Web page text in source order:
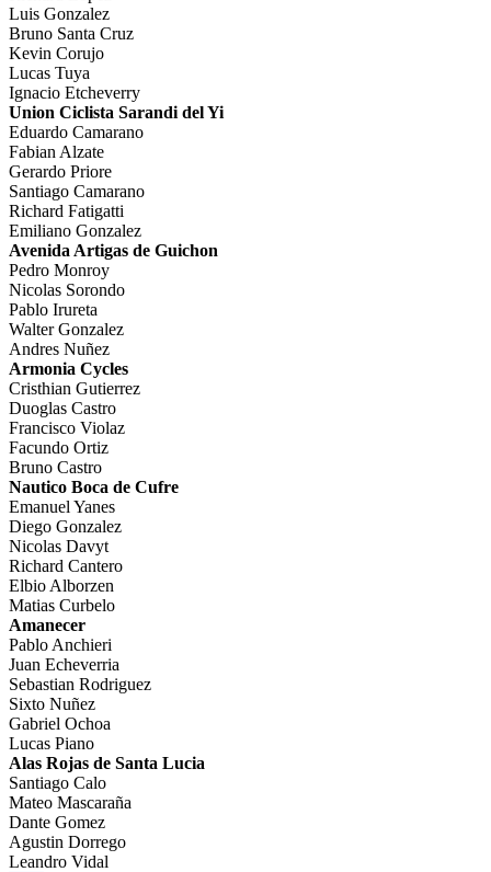
Luis Gonzalez
Bruno Santa Cruz
Kevin Corujo
Lucas Tuya
Ignacio Etcheverry
Union Ciclista Sarandi del Yi
Eduardo Camarano
Fabian Alzate
Gerardo Priore
Santiago Camarano
Richard Fatigatti
Emiliano Gonzalez
Avenida Artigas de Guichon
Pedro Monroy
Nicolas Sorondo
Pablo Irureta
Walter Gonzalez
Andres Nuñez
Armonia Cycles
Cristhian Gutierrez
Duoglas Castro
Francisco Violaz
Facundo Ortiz
Bruno Castro
Nautico Boca de Cufre
Emanuel Yanes
Diego Gonzalez
Nicolas Davyt
Richard Cantero
Elbio Alborzen
Matias Curbelo
Amanecer
Pablo Anchieri
Juan Echeverria
Sebastian Rodriguez
Sixto Nuñez
Gabriel Ochoa
Lucas Piano
Alas Rojas de Santa Lucia
Santiago Calo
Mateo Mascaraña
Dante Gomez
Agustin Dorrego
Leandro Vidal